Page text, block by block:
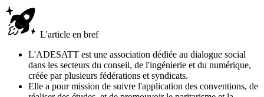
L'article en bref
L'ADESATT est une association dédiée au dialogue social
dans les secteurs du conseil, de l'ingénierie et du numérique,
créée par plusieurs fédérations et syndicats.
Elle a pour mission de suivre l'application des conventions, de